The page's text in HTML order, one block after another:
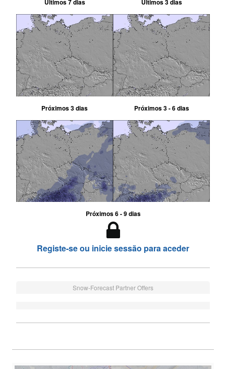
Últimos 7 dias Últimos 3 dias
Próximos 3 dias Próximos 3 - 6 dias
Próximos 6 - 9 dias
Registe-se ou inicie sessão para aceder
Snow-Forecast Partner Offers